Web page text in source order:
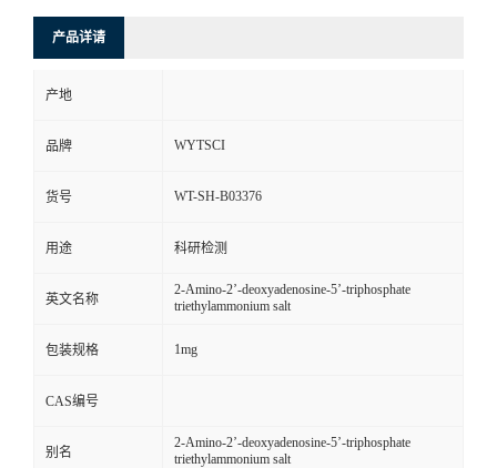
产品详请
产地
品牌 WYTSCI
货号 WT-SH-B03376
用途 科研检测
英文名称
2-Amino-2’-deoxyadenosine-5’-triphosphate
triethylammonium salt
包装规格 1mg
CAS编号
别名
2-Amino-2’-deoxyadenosine-5’-triphosphate
triethylammonium salt